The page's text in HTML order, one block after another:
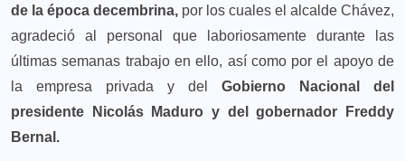
de la época decembrina, por los cuales el alcalde Chávez,
agradeció al personal que laboriosamente durante las
últimas semanas trabajo en ello, así como por el apoyo de
la empresa privada y del Gobierno Nacional del
presidente Nicolás Maduro y del gobernador Freddy
Bernal.